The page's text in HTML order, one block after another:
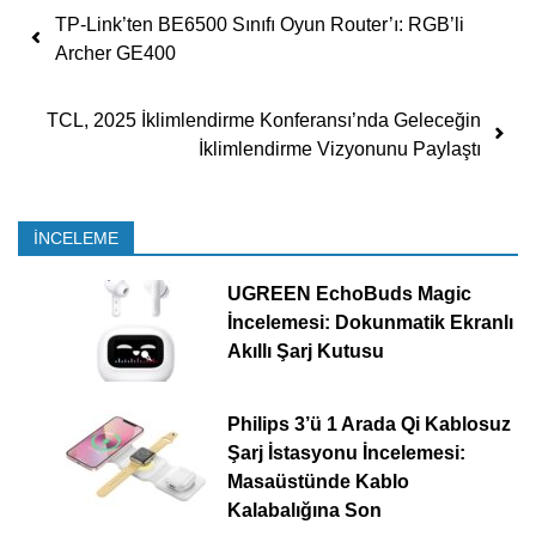
Yazı dolaşımı
TP-Link’ten BE6500 Sınıfı Oyun Router’ı: RGB’li
Archer GE400
TCL, 2025 İklimlendirme Konferansı’nda Geleceğin
İklimlendirme Vizyonunu Paylaştı
İNCELEME
UGREEN EchoBuds Magic
İncelemesi: Dokunmatik Ekranlı
Akıllı Şarj Kutusu
Philips 3’ü 1 Arada Qi Kablosuz
Şarj İstasyonu İncelemesi:
Masaüstünde Kablo
Kalabalığına Son